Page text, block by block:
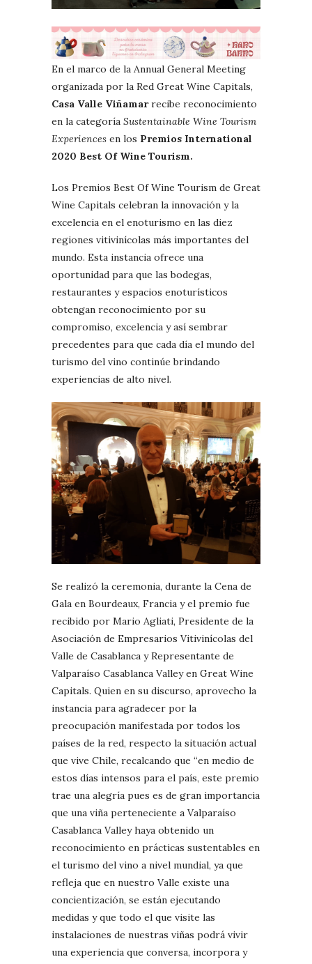
En el marco de la Annual General Meeting
organizada por la Red Great Wine Capitals,
Casa Valle Viñamarrecibe reconocimiento
en la categoría Sustentainable Wine Tourism
Experiences en los Premios International
2020 Best Of Wine Tourism.
Los Premios Best Of Wine Tourism de Great
Wine Capitals celebran la innovación y la
excelencia en el enoturismo en las diez
regiones vitivinícolas más importantes del
mundo. Esta instancia ofrece una
oportunidad para que las bodegas,
restaurantes y espacios enoturísticos
obtengan reconocimiento por su
compromiso, excelencia y así sembrar
precedentes para que cada día el mundo del
turismo del vino continúe brindando
experiencias de alto nivel.
Se realizó la ceremonia, durante la Cena de
Gala en Bourdeaux, Francia y el premio fue
recibido por Mario Agliati, Presidente de la
Asociación de Empresarios Vitivinícolas del
Valle de Casablanca y Representante de
Valparaíso Casablanca Valley en Great Wine
Capitals. Quien en su discurso, aprovecho la
instancia para agradecer por la
preocupación manifestada por todos los
países de la red, respecto la situación actual
que vive Chile, recalcando que “en medio de
estos días intensos para el país, este premio
trae una alegría pues es de gran importancia
que una viña perteneciente a Valparaíso
Casablanca Valley haya obtenido un
reconocimiento en prácticas sustentables en
el turismo del vino a nivel mundial, ya que
refleja que en nuestro Valle existe una
concientización, se están ejecutando
medidas y que todo el que visite las
instalaciones de nuestras viñas podrá vivir
una experiencia que conversa, incorpora y